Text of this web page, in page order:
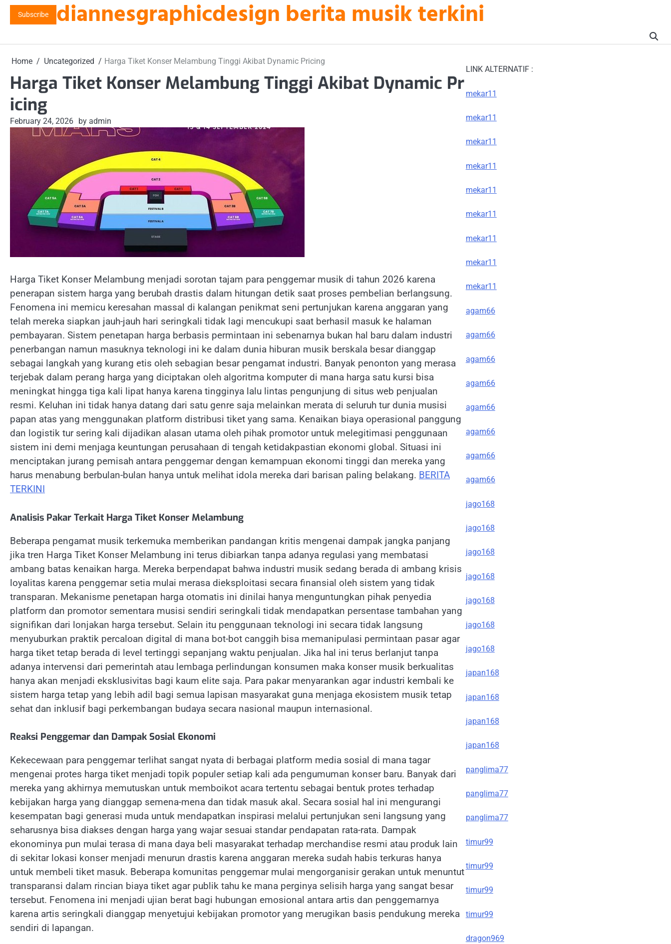
Skip
Subscribe diannesgraphicdesign berita musik terkini
Home Uncategorized Harga Tiket Konser Melambung Tinggi Akibat Dynamic Pricing
Harga Tiket Konser Melambung Tinggi Akibat Dynamic Pr
icing
February 24, 2026 by admin
Harga Tiket Konser Melambung menjadi sorotan tajam para penggemar musik di tahun 2026 karena
penerapan sistem harga yang berubah drastis dalam hitungan detik saat proses pembelian berlangsung.
Fenomena ini memicu keresahan massal di kalangan penikmat seni pertunjukan karena anggaran yang
telah mereka siapkan jauh-jauh hari seringkali tidak lagi mencukupi saat berhasil masuk ke halaman
pembayaran. Sistem penetapan harga berbasis permintaan ini sebenarnya bukan hal baru dalam industri
penerbangan namun masuknya teknologi ini ke dalam dunia hiburan musik berskala besar dianggap
sebagai langkah yang kurang etis oleh sebagian besar pengamat industri. Banyak penonton yang merasa
terjebak dalam perang harga yang diciptakan oleh algoritma komputer di mana harga satu kursi bisa
meningkat hingga tiga kali lipat hanya karena tingginya lalu lintas pengunjung di situs web penjualan
resmi. Keluhan ini tidak hanya datang dari satu genre saja melainkan merata di seluruh tur dunia musisi
papan atas yang menggunakan platform distribusi tiket yang sama. Kenaikan biaya operasional panggung
dan logistik tur sering kali dijadikan alasan utama oleh pihak promotor untuk melegitimasi penggunaan
sistem ini demi menjaga keuntungan perusahaan di tengah ketidakpastian ekonomi global. Situasi ini
menciptakan jurang pemisah antara penggemar dengan kemampuan ekonomi tinggi dan mereka yang
harus menabung berbulan-bulan hanya untuk melihat idola mereka dari barisan paling belakang. BERITA
TERKINI
Analisis Pakar Terkait Harga Tiket Konser Melambung
Beberapa pengamat musik terkemuka memberikan pandangan kritis mengenai dampak jangka panjang
jika tren Harga Tiket Konser Melambung ini terus dibiarkan tanpa adanya regulasi yang membatasi
ambang batas kenaikan harga. Mereka berpendapat bahwa industri musik sedang berada di ambang krisis
loyalitas karena penggemar setia mulai merasa dieksploitasi secara finansial oleh sistem yang tidak
transparan. Mekanisme penetapan harga otomatis ini dinilai hanya menguntungkan pihak penyedia
platform dan promotor sementara musisi sendiri seringkali tidak mendapatkan persentase tambahan yang
signifikan dari lonjakan harga tersebut. Selain itu penggunaan teknologi ini secara tidak langsung
menyuburkan praktik percaloan digital di mana bot-bot canggih bisa memanipulasi permintaan pasar agar
harga tiket tetap berada di level tertinggi sepanjang waktu penjualan. Jika hal ini terus berlanjut tanpa
adanya intervensi dari pemerintah atau lembaga perlindungan konsumen maka konser musik berkualitas
hanya akan menjadi eksklusivitas bagi kaum elite saja. Para pakar menyarankan agar industri kembali ke
sistem harga tetap yang lebih adil bagi semua lapisan masyarakat guna menjaga ekosistem musik tetap
sehat dan inklusif bagi perkembangan budaya secara nasional maupun internasional.
Reaksi Penggemar dan Dampak Sosial Ekonomi
Kekecewaan para penggemar terlihat sangat nyata di berbagai platform media sosial di mana tagar
mengenai protes harga tiket menjadi topik populer setiap kali ada pengumuman konser baru. Banyak dari
mereka yang akhirnya memutuskan untuk memboikot acara tertentu sebagai bentuk protes terhadap
kebijakan harga yang dianggap semena-mena dan tidak masuk akal. Secara sosial hal ini mengurangi
kesempatan bagi generasi muda untuk mendapatkan inspirasi melalui pertunjukan seni langsung yang
seharusnya bisa diakses dengan harga yang wajar sesuai standar pendapatan rata-rata. Dampak
ekonominya pun mulai terasa di mana daya beli masyarakat terhadap merchandise resmi atau produk lain
di sekitar lokasi konser menjadi menurun drastis karena anggaran mereka sudah habis terkuras hanya
untuk membeli tiket masuk. Beberapa komunitas penggemar mulai mengorganisir gerakan untuk menuntut
transparansi dalam rincian biaya tiket agar publik tahu ke mana perginya selisih harga yang sangat besar
tersebut. Fenomena ini menjadi ujian berat bagi hubungan emosional antara artis dan penggemarnya
karena artis seringkali dianggap menyetujui kebijakan promotor yang merugikan basis pendukung mereka
sendiri di lapangan.
LINK ALTERNATIF :
mekar11
mekar11
mekar11
mekar11
mekar11
mekar11
mekar11
mekar11
mekar11
agam66
agam66
agam66
agam66
agam66
agam66
agam66
agam66
jago168
jago168
jago168
jago168
jago168
jago168
jago168
japan168
japan168
japan168
japan168
panglima77
panglima77
panglima77
timur99
timur99
timur99
timur99
dragon969